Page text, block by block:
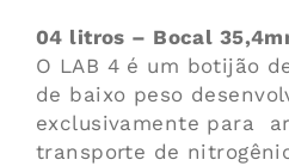
04 litros – Bocal
O LAB 4 é um botijão
de baixo peso
exclusivamente para
transporte de